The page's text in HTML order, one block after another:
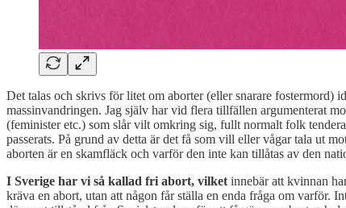
Det talas och skrivs för litet om aborter (eller snarare fostermord)
massinvandringen. Jag själv har vid flera tillfällen argumenterat
(feminister etc.) som slår vilt omkring sig, fullt normalt folk
passerats. På grund av detta är det få som vill eller vågar tala ut
aborten är en skamfläck och varför den inte kan tillåtas av den
I Sverige har vi så kallad fri abort, vilket innebär att kvinnan
kräva en abort, utan att någon får ställa en enda fråga om varför.